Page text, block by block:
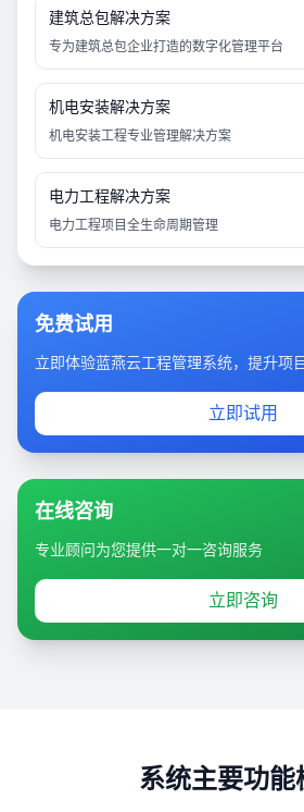
建筑总包解决方案
专为建筑总包企业打造的数字化管理平台
机电安装解决方案
机电安装工程专业管理解决方案
电力工程解决方案
电力工程项目全生命周期管理
免费试用
立即体验蓝燕云工程管理系统，提升项
立即试用
在线咨询
专业顾问为您提供一对一咨询服务
立即咨询
系统主要功能